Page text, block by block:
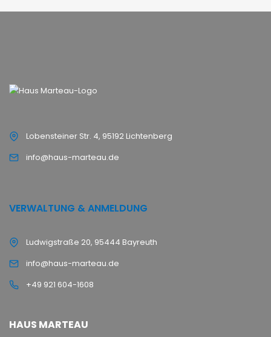
Lobensteiner Str. 4, 95192 Lichtenberg
info@haus-marteau.de
VERWALTUNG & ANMELDUNG
Ludwigstraße 20, 95444 Bayreuth
info@haus-marteau.de
+49 921 604-1608
HAUS MARTEAU